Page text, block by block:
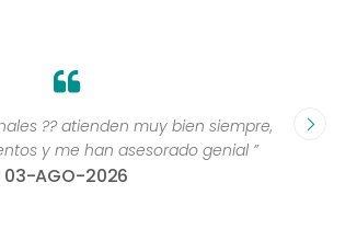
?? atienden muy bien siempre,
y me han asesorado genial ”
03-AGO-2026